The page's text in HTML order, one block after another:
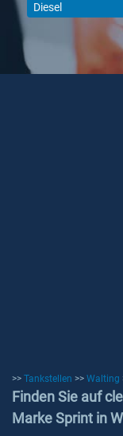
Diesel
>> Tankstellen >> Walting
Finden Sie auf
Marke Sprint in